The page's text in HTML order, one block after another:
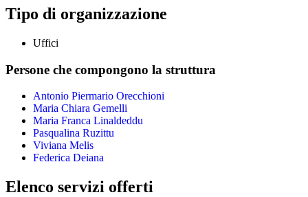
Tipo di organizzazione
Uffici
Persone che compongono la struttura
Antonio Piermario Orecchioni
Maria Chiara Gemelli
Maria Franca Linaldeddu
Pasqualina Ruzittu
Viviana Melis
Federica Deiana
Elenco servizi offerti